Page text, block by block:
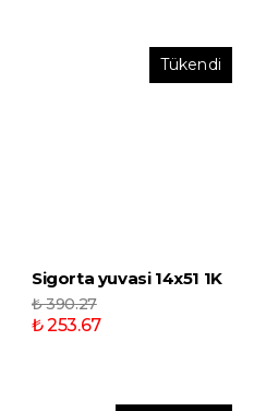
Tükendi
Sigorta yuvasi 14x51 1K
₺ 390.27
₺ 253.67